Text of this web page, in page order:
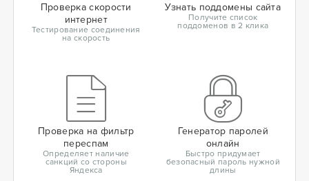
Проверка скорости
интернет
Тестирование соединения
на скорость
Узнать поддомены сайта
Получите список
поддоменов в 2 клика
Проверка на фильтр
переспам
Определяет наличие
санкций со стороны
Яндекса
Генератор паролей
онлайн
Быстро придумает
безопасный пароль нужной
длины